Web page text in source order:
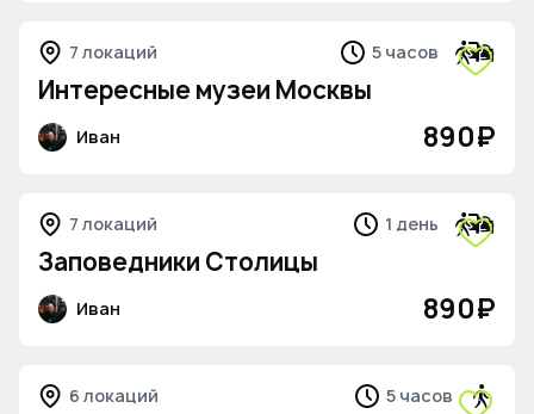
7 локаций 5 часов
Интересные музеи Москвы
Иван 890₽
7 локаций 1 день
Заповедники Столицы
Иван 890₽
6 локаций 5 часов